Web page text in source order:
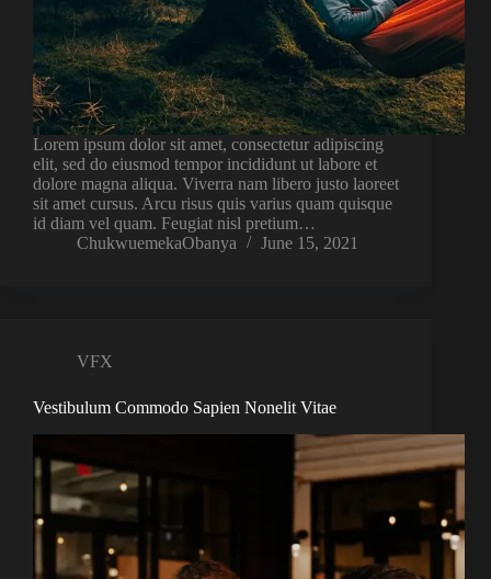
Lorem ipsum dolor sit amet, consectetur adipiscing
elit, sed do eiusmod tempor incididunt ut labore et
dolore magna aliqua. Viverra nam libero justo laoreet
sit amet cursus. Arcu risus quis varius quam quisque
id diam vel quam. Feugiat nisl pretium…
ChukwuemekaObanya
June 15, 2021
VFX
Vestibulum Commodo Sapien Nonelit Vitae